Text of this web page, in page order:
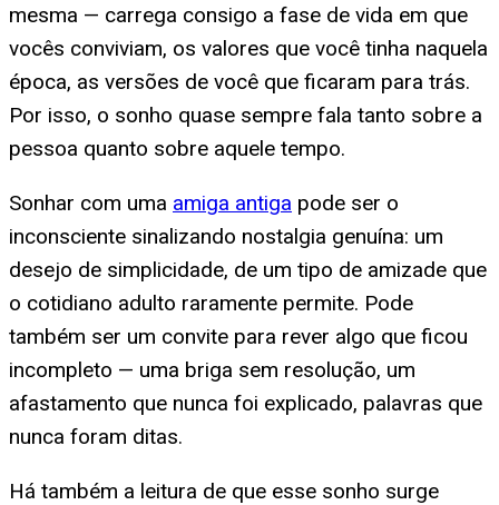
mesma — carrega consigo a fase de vida em que
vocês conviviam, os valores que você tinha naquela
época, as versões de você que ficaram para trás.
Por isso, o sonho quase sempre fala tanto sobre a
pessoa quanto sobre aquele tempo.
Sonhar com uma amiga antiga pode ser o
inconsciente sinalizando nostalgia genuína: um
desejo de simplicidade, de um tipo de amizade que
o cotidiano adulto raramente permite. Pode
também ser um convite para rever algo que ficou
incompleto — uma briga sem resolução, um
afastamento que nunca foi explicado, palavras que
nunca foram ditas.
Há também a leitura de que esse sonho surge